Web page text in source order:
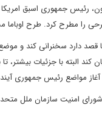
رئیس جمهوری اسبق
را مطرح کرد. طرح اوباما
قصد دارد سخنرانی کند و
کند البته با جزئیات بیشتر،
مواضع رئیس جمهوری
امنیت سازمان ملل